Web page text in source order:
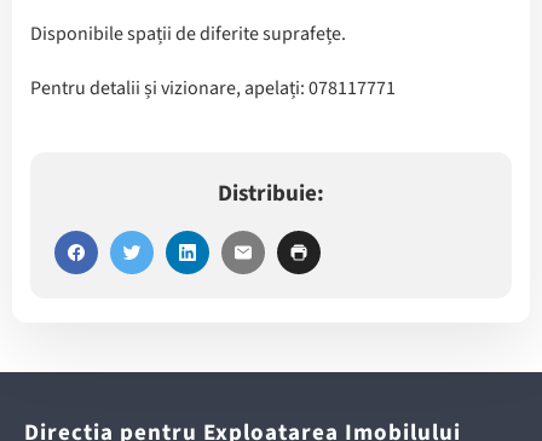
Disponibile spații de diferite suprafețe.
Pentru detalii și vizionare, apelați: 078117771
Distribuie:
Direcția pentru Exploatarea Imobilului